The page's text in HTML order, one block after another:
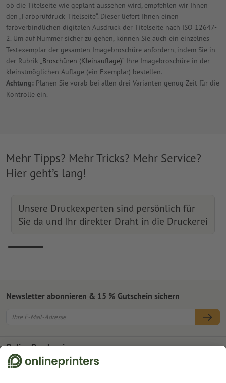
ob die Titelseite wie geplant aussehen wird, empfehlen wir Ihnen
den „Farbprüfdruck Titelseite“. Dieser liefert Ihnen einen
farbverbindlichen digitalen Ausdruck der Titelseite nach ISO 12647-
2. Um auf Nummer sicher zu gehen, können Sie auch ein einzelnes
Testexemplar der gesamten Imagebroschüre anfordern, indem Sie in
der Rubrik „Broschüren (Kleinauflage)“ Ihre Imagebroschüre in der
kleinstmöglichen Auflage (ein Exemplar) bestellen.
Achtung: Planen Sie vorab bei allen drei Varianten genug Zeit für die
Kontrolle ein.
Mehr Tipps? Mehr Tricks? Mehr Service?
Hier geht’s lang!
Unsere Druckexperten sind persönlich für
Sie da und Ihr direkter Draht in die Druckerei
Online Druckerei
Über Onlineprinters
Service
Newsletter abonnieren & 15 % Gutschein sichern